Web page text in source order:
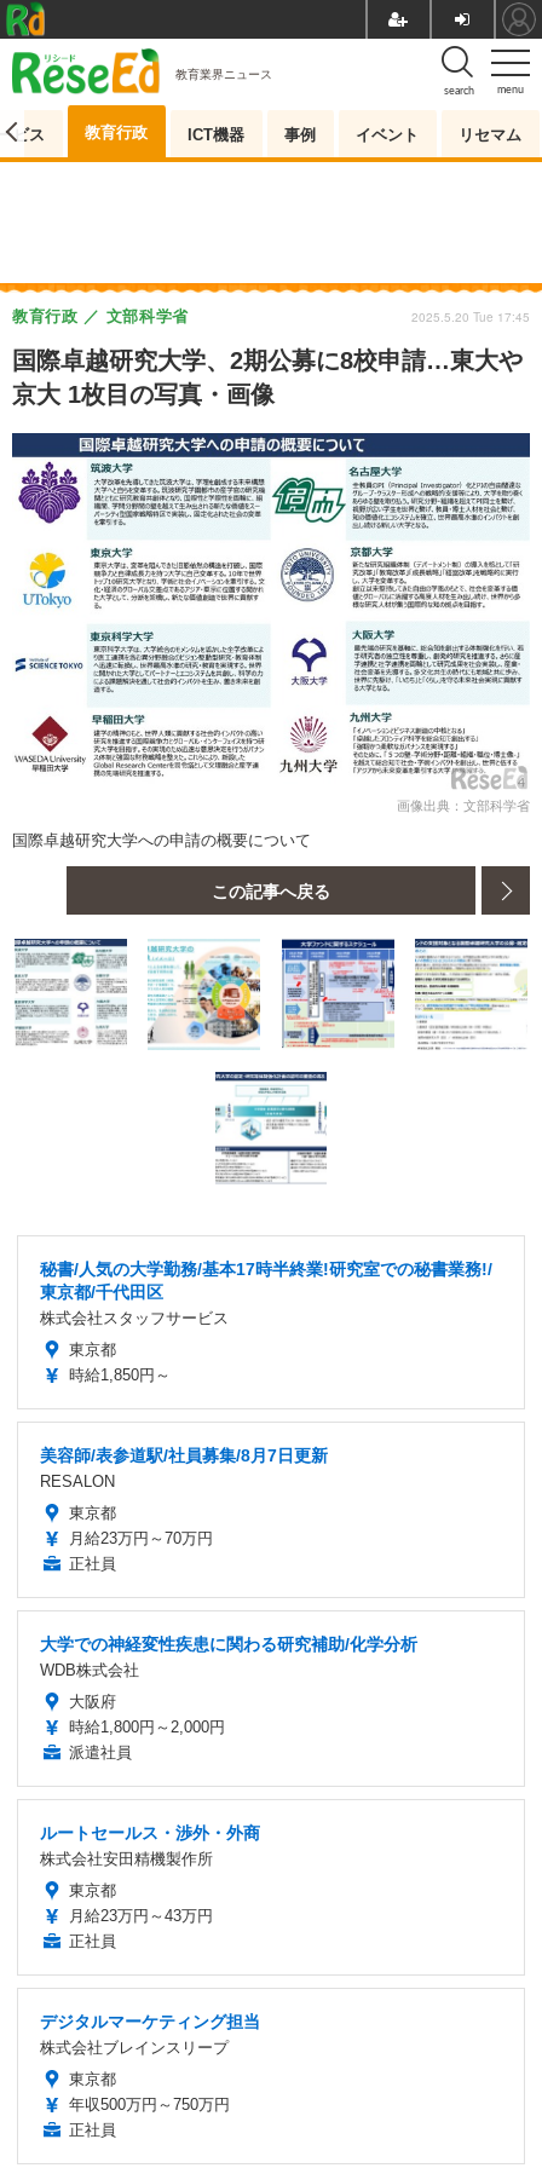
menu
search
教育業界ニュース
ビス 教育行政 ICT機器 事例 イベント リセマム
国際卓越研究大学、2期公募に8校申請…東大や
京大 1枚目の写真・画像
教育行政 文部科学省 2025.5.20 Tue 17:45
画像出典：文部科学省
国際卓越研究大学への申請の概要について
この記事へ戻る
秘書/人気の大学勤務/基本17時半終業!研究室での秘書業務!/
東京都/千代田区
株式会社スタッフサービス
東京都
時給1,850円～
美容師/表参道駅/社員募集/8月7日更新
RESALON
東京都
月給23万円～70万円
正社員
大学での神経変性疾患に関わる研究補助/化学分析
WDB株式会社
大阪府
時給1,800円～2,000円
派遣社員
ルートセールス・渉外・外商
株式会社安田精機製作所
東京都
月給23万円～43万円
正社員
デジタルマーケティング担当
株式会社ブレインスリープ
東京都
年収500万円～750万円
正社員